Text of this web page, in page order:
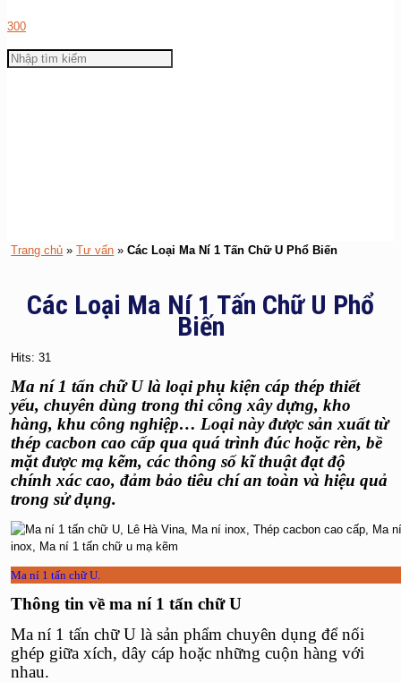
Trang chủ »Tư vấn »Các Loại Ma Ní 1 Tấn Chữ U Phổ Biến
Các Loại Ma Ní 1 Tấn Chữ U Phổ
Biến
Hits: 31
Ma ní 1 tấn chữ Ulà loại phụ kiện cáp thép thiết
yếu, chuyên dùng trong thi công xây dựng, kho
hàng, khu công nghiệp… Loại này được sản xuất từ
thép cacbon cao cấp qua quá trình đúc hoặc rèn, bề
mặt được mạ kẽm, các thông số kĩ thuật đạt độ
chính xác cao, đảm bảo tiêu chí an toàn và hiệu quả
trong sử dụng.
Ma ní 1 tấn chữ U.
Thông tin về ma ní 1 tấn chữ U
Ma ní 1 tấn chữ U là sản phẩm chuyên dụng để nối
ghép giữa xích, dây cáp hoặc những cuộn hàng với
nhau.